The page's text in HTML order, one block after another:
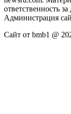
ответственность
Администрация
Сайт от bmb1 @